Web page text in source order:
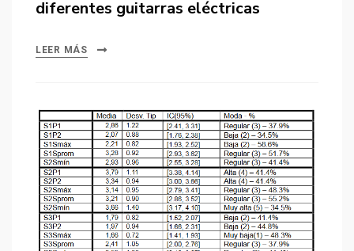
diferentes guitarras eléctricas
LEER MÁS